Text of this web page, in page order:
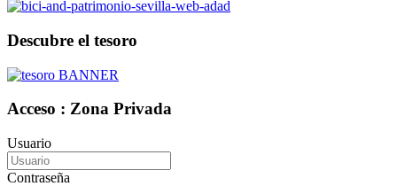
Descubre el tesoro
Acceso : Zona Privada
Usuario
Contraseña